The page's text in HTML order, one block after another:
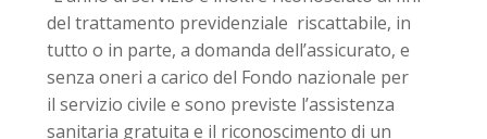
del trattamento previdenziale riscattabile, in
tutto o in parte, a domanda dell’assicurato, e
senza oneri a carico del Fondo nazionale per
il servizio civile e sono previste l’assistenza
sanitaria gratuita e il riconoscimento di un